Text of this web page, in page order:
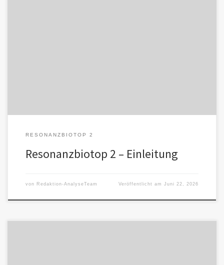
RESONANZBIOTOP 2
Resonanzbiotop 2 – Einleitung
von Redaktion-AnalyseTeam Veröffentlicht amJuni 22, 2026